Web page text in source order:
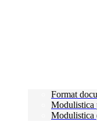
Format
Modulistica
Modulistica